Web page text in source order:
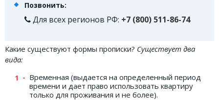
Позвонить:
Для всех регионов РФ: +7 (800) 511-86-74
Какие существуют формы прописки? Существует два
вида:
Временная (выдается на определенный период
времени и дает право использовать квартиру
только для проживания и не более).
Следите за новостями